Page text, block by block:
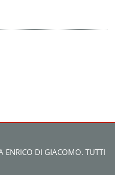
ENRICO DI GIACOMO. TUTTI